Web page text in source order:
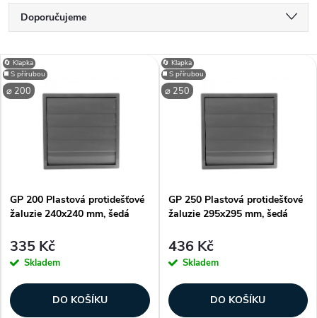
Ř
a
z
í
p
r
o
Doporučujeme
Nejdražší
Nejprodávanější
V
ý
s
p
r
⌀ 200
🔄 Klapka
◼️ S přírubou
GP 200 Plastová protidešťové
žaluzie 240x240 mm, šedá
335 Kč
Skladem
DO KOŠÍKU
⌀ 250
🔄 Klapka
◼️ S přírubou
GP 250 Plastová protidešťové
žaluzie 295x295 mm, šedá
436 Kč
Skladem
DO KOŠÍKU